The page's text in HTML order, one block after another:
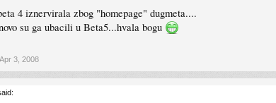
4 iznervirala zbog "homepage" dugmeta....
su ga ubacili u Beta5...hvala bogu
Apr 3, 2008